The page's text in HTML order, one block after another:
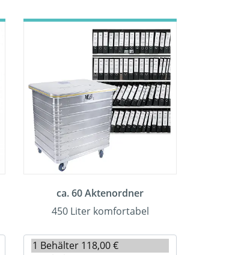
ca. 60 Aktenordner
450 Liter komfortabel